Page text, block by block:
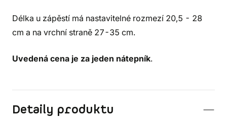
Délka u zápěstí má nastavitelné rozmezí 20,5 - 28
cm a na vrchní straně 27-35 cm.
Uvedená cena je za jeden nátepník.
Detaily produktu